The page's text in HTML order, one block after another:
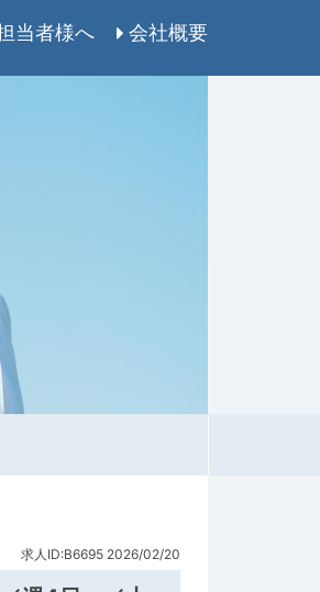
当者様へ 会社概要
求人ID:B6695 2026/02/20